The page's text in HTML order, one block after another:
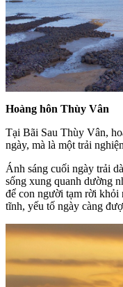
Hoàng hôn Thùy Vân
Tại Bãi Sau Thùy Vân,
ngày, mà là một trải
Ánh sáng cuối ngày trải
sống xung quanh dường
để con người tạm rời khỏi
tĩnh, yếu tố ngày càng